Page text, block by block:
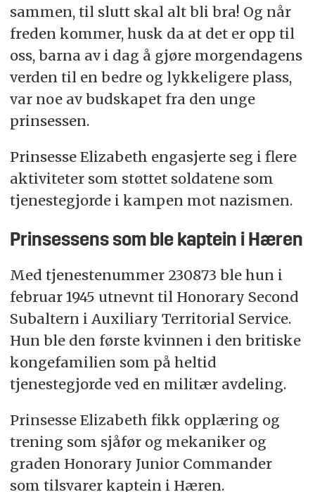
sammen, til slutt skal alt bli bra! Og når
freden kommer, husk da at det er opp til
oss, barna av i dag å gjøre morgendagens
verden til en bedre og lykkeligere plass,
var noe av budskapet fra den unge
prinsessen.
Prinsesse Elizabeth engasjerte seg i flere
aktiviteter som støttet soldatene som
tjenestegjorde i kampen mot nazismen.
Prinsessens som ble kaptein i Hæren
Med tjenestenummer 230873 ble hun i
februar 1945 utnevnt til Honorary Second
Subaltern i Auxiliary Territorial Service.
Hun ble den første kvinnen i den britiske
kongefamilien som på heltid
tjenestegjorde ved en militær avdeling.
Prinsesse Elizabeth fikk opplæring og
trening som sjåfør og mekaniker og
graden Honorary Junior Commander
som tilsvarer kaptein i Hæren.